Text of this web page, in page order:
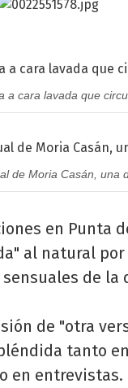
a cara lavada que
de Moria Casán, una
en Punta
al natural
de la
de "otra
tanto
en entrevistas.